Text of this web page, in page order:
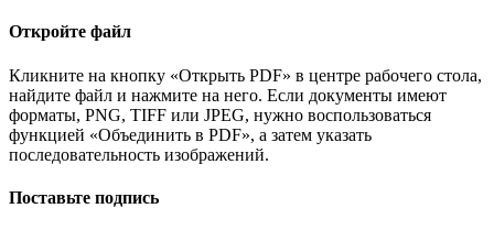
Откройте файл
Кликните на кнопку «Открыть PDF» в центре рабочего стола,
найдите файл и нажмите на него. Если документы имеют
форматы, PNG, TIFF или JPEG, нужно воспользоваться
функцией «Объединить в PDF», а затем указать
последовательность изображений.
Поставьте подпись